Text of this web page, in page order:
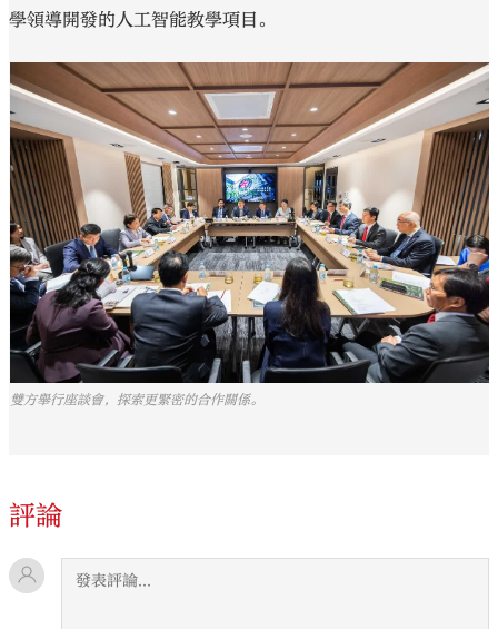
學領導開發的人工智能教學項目。
雙方舉行座談會，探索更緊密的合作關係。
評論